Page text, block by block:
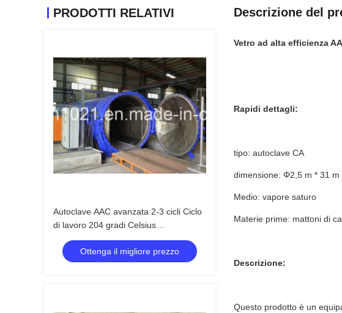
PRODOTTI RELATIVI
Autoclave AAC avanzata 2-3 cicli Ciclo
di lavoro 204 gradi Celsius
Temperatura di progettazione
Ottenga il migliore prezzo
Descrizione del
Vetro ad alta efficienza
Rapidi dettagli:
tipo: autoclave CA
dimensione: Φ2,5 m * 31 m
Medio: vapore saturo
Materie prime: mattoni di
Descrizione:
Questo prodotto è un